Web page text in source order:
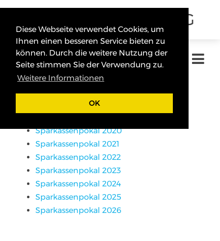
Diese Webseite verwendet Cookies, um
Ihnen einen besseren Service bieten zu
können. Durch die weitere Nutzung der
Seite stimmen Sie der Verwendung zu.
Weitere Informationen
OK
SCHÜTZENGAU ERDING
Sparkassenpokal 2016
Sparkassenpokal 2018
Sparkassenpokal 2020
Sparkassenpokal 2021
Sparkassenpokal 2022
Sparkassenpokal 2023
Sparkassenpokal 2024
Sparkassenpokal 2025
Sparkassenpokal 2026